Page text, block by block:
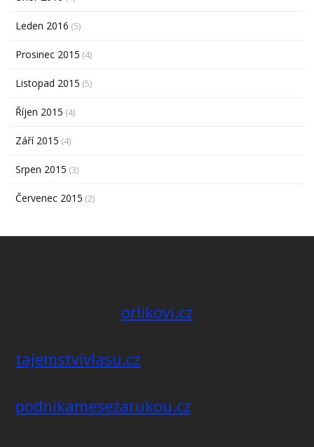
Leden 2016 (5)
Prosinec 2015 (4)
Listopad 2015 (5)
Říjen 2015 (4)
Září 2015 (4)
Srpen 2015 (3)
Červenec 2015 (2)
orlikovi.cz
tajemstvivlasu.cz
podnikamesezarukou.cz